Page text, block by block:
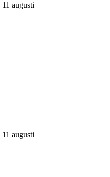
augusti
augusti